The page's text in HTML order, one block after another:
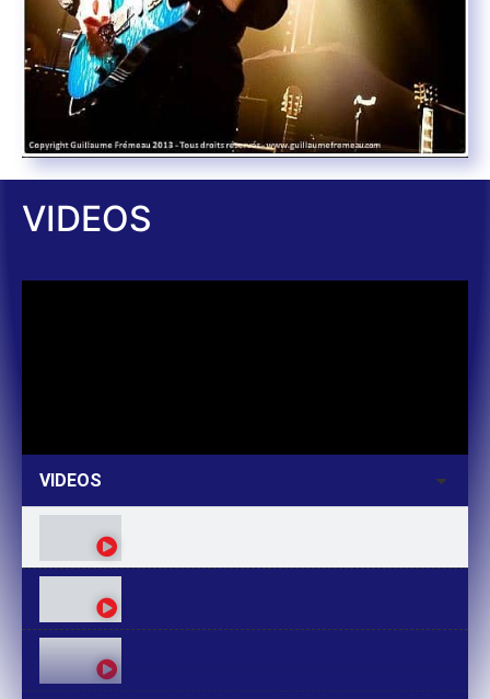
VIDEOS
VIDEOS